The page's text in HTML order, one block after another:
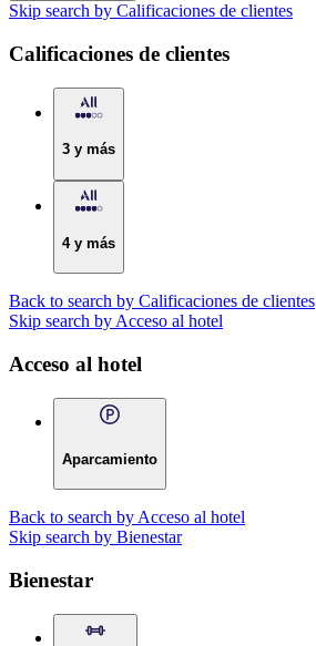
Skip search by Calificaciones de clientes
Calificaciones de clientes
3 y más
4 y más
Back to search by Calificaciones de clientes
Skip search by Acceso al hotel
Acceso al hotel
Aparcamiento
Back to search by Acceso al hotel
Skip search by Bienestar
Bienestar